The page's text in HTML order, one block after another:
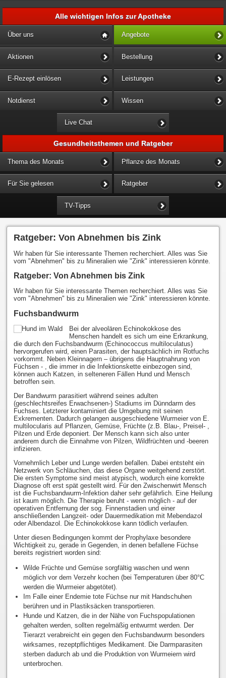
Alle wichtigen Infos zur Apotheke
Über uns Angebote
Aktionen Bestellung
E-Rezept einlösen Leistungen
Notdienst Wissen
Live Chat
Gesundheitsthemen und Ratgeber
Thema des Monats Pflanze des Monats
Für Sie gelesen Ratgeber
TV-Tipps
Ratgeber: Von Abnehmen bis Zink
Wir haben für Sie interessante Themen recherchiert. Alles was Sie
vom "Abnehmen" bis zu Mineralien wie "Zink" interessieren könnte.
Ratgeber: Von Abnehmen bis Zink
Wir haben für Sie interessante Themen recherchiert. Alles was Sie
vom "Abnehmen" bis zu Mineralien wie "Zink" interessieren könnte.
Fuchsbandwurm
Bei der alveolären Echinokokkose des
Menschen handelt es sich um eine Erkrankung,
die durch den Fuchsbandwurm (Echinococcus multiloculatus)
hervorgerufen wird, einen Parasiten, der hauptsächlich im Rotfuchs
vorkommt. Neben Kleinnagern – übrigens die Hauptnahrung von
Füchsen - , die immer in die Infektionskette einbezogen sind,
können auch Katzen, in selteneren Fällen Hund und Mensch
betroffen sein.
Der Bandwurm parasitiert während seines adulten
(geschlechtsreifes Erwachsenen-) Stadiums im Dünndarm des
Fuchses. Letzterer kontaminiert die Umgebung mit seinen
Exkrementen. Dadurch gelangen ausgeschiedene Wurmeier von E.
multilocularis auf Pflanzen, Gemüse, Früchte (z.B. Blau-, Preisel- ,
Pilzen und Erde deponiert. Der Mensch kann sich also unter
anderem durch die Einnahme von Pilzen, Wildfrüchten und -beeren
infizieren.
Vornehmlich Leber und Lunge werden befallen. Dabei entsteht ein
Netzwerk von Schläuchen, das diese Organe weitgehend zerstört.
Die ersten Symptome sind meist atypisch, wodurch eine korrekte
Diagnose oft erst spät gestellt wird. Für den Zwischenwirt Mensch
ist die Fuchsbandwurm-Infektion daher sehr gefährlich. Eine Heilung
ist kaum möglich. Die Therapie beruht - wenn möglich - auf der
operativen Entfernung der sog. Finnenstadien und einer
anschließenden Langzeit- oder Dauermedikation mit Mebendazol
oder Albendazol. Die Echinokokkose kann tödlich verlaufen.
Unter diesen Bedingungen kommt der Prophylaxe besondere
Wichtigkeit zu, gerade in Gegenden, in denen befallene Füchse
bereits registriert worden sind:
Wilde Früchte und Gemüse sorgfältig waschen und wenn
möglich vor dem Verzehr kochen (bei Temperaturen über 80°C
werden die Wurmeier abgetötet).
Im Falle einer Endemie tote Füchse nur mit Handschuhen
berühren und in Plastiksäcken transportieren.
Hunde und Katzen, die in der Nähe von Fuchspopulationen
gehalten werden, sollten regelmäßig entwurmt werden. Der
Tierarzt verabreicht ein gegen den Fuchsbandwurm besonders
wirksames, rezeptpflichtiges Medikament. Die Darmparasiten
sterben dadurch ab und die Produktion von Wurmeiern wird
unterbrochen.